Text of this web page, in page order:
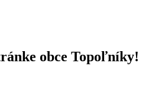
obce Topoľníky!